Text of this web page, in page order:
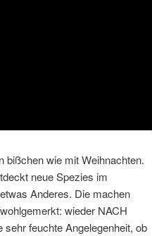
bißchen wie mit Weihnachten.
neue Spezies im
Anderes. Die machen
wieder NACH
feuchte Angelegenheit, ob